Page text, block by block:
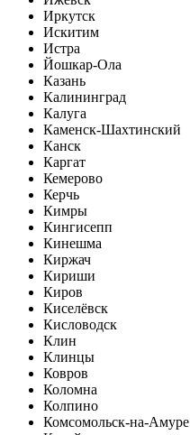
Иркутск
Искитим
Истра
Йошкар-Ола
Казань
Калининград
Калуга
Каменск-Шахтинский
Канск
Каргат
Кемерово
Керчь
Кимры
Кингисепп
Кинешма
Киржач
Кириши
Киров
Киселёвск
Кисловодск
Клин
Клинцы
Ковров
Коломна
Колпино
Комсомольск-на-Амуре